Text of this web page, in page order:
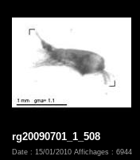
rg20090701_1_508
Date : 15/01/2010 Affichages : 6944